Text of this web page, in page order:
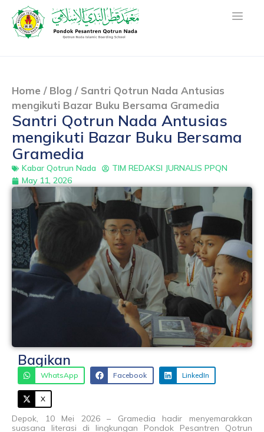
Home / Blog / Santri Qotrun Nada Antusias
mengikuti Bazar Buku Bersama Gramedia
Santri Qotrun Nada Antusias
mengikuti Bazar Buku Bersama
Gramedia
Kabar Qotrun Nada
TIM REDAKSI JURNALIS PPQN
May 11, 2026
Bagikan
WhatsApp Facebook LinkedIn
X
Depok, 10 Mei 2026 – Gramedia hadir menyemarakkan
suasana literasi di lingkungan Pondok Pesantren Qotrun